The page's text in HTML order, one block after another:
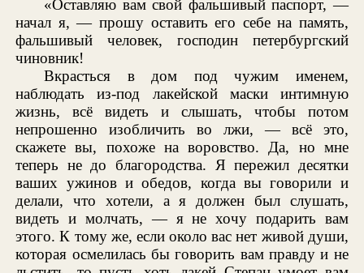
«Оставляю вам свой фальшивый паспорт, —
начал я, — прошу оставить его себе на память,
фальшивый человек, господин петербургский
чиновник!
Вкрасться в дом под чужим именем,
наблюдать из-под лакейской маски интимную
жизнь, всё видеть и слышать, чтобы потом
непрошенно изобличить во лжи, — всё это,
скажете вы, похоже на воровство. Да, но мне
теперь не до благородства. Я пережил десятки
ваших ужинов и обедов, когда вы говорили и
делали, что хотели, а я должен был слушать,
видеть и молчать, — я не хочу подарить вам
этого. К тому же, если около вас нет живой души,
которая осмелилась бы говорить вам правду и не